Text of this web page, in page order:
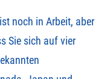
noch in Arbeit, aber
Sie sich auf vier